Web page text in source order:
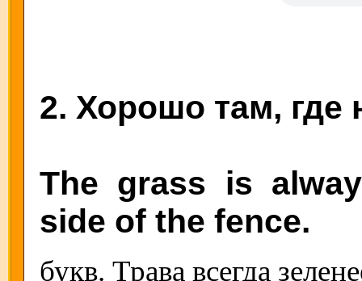
2. Хорошо там, где
The grass is
side of the fence.
букв. Трава всегда